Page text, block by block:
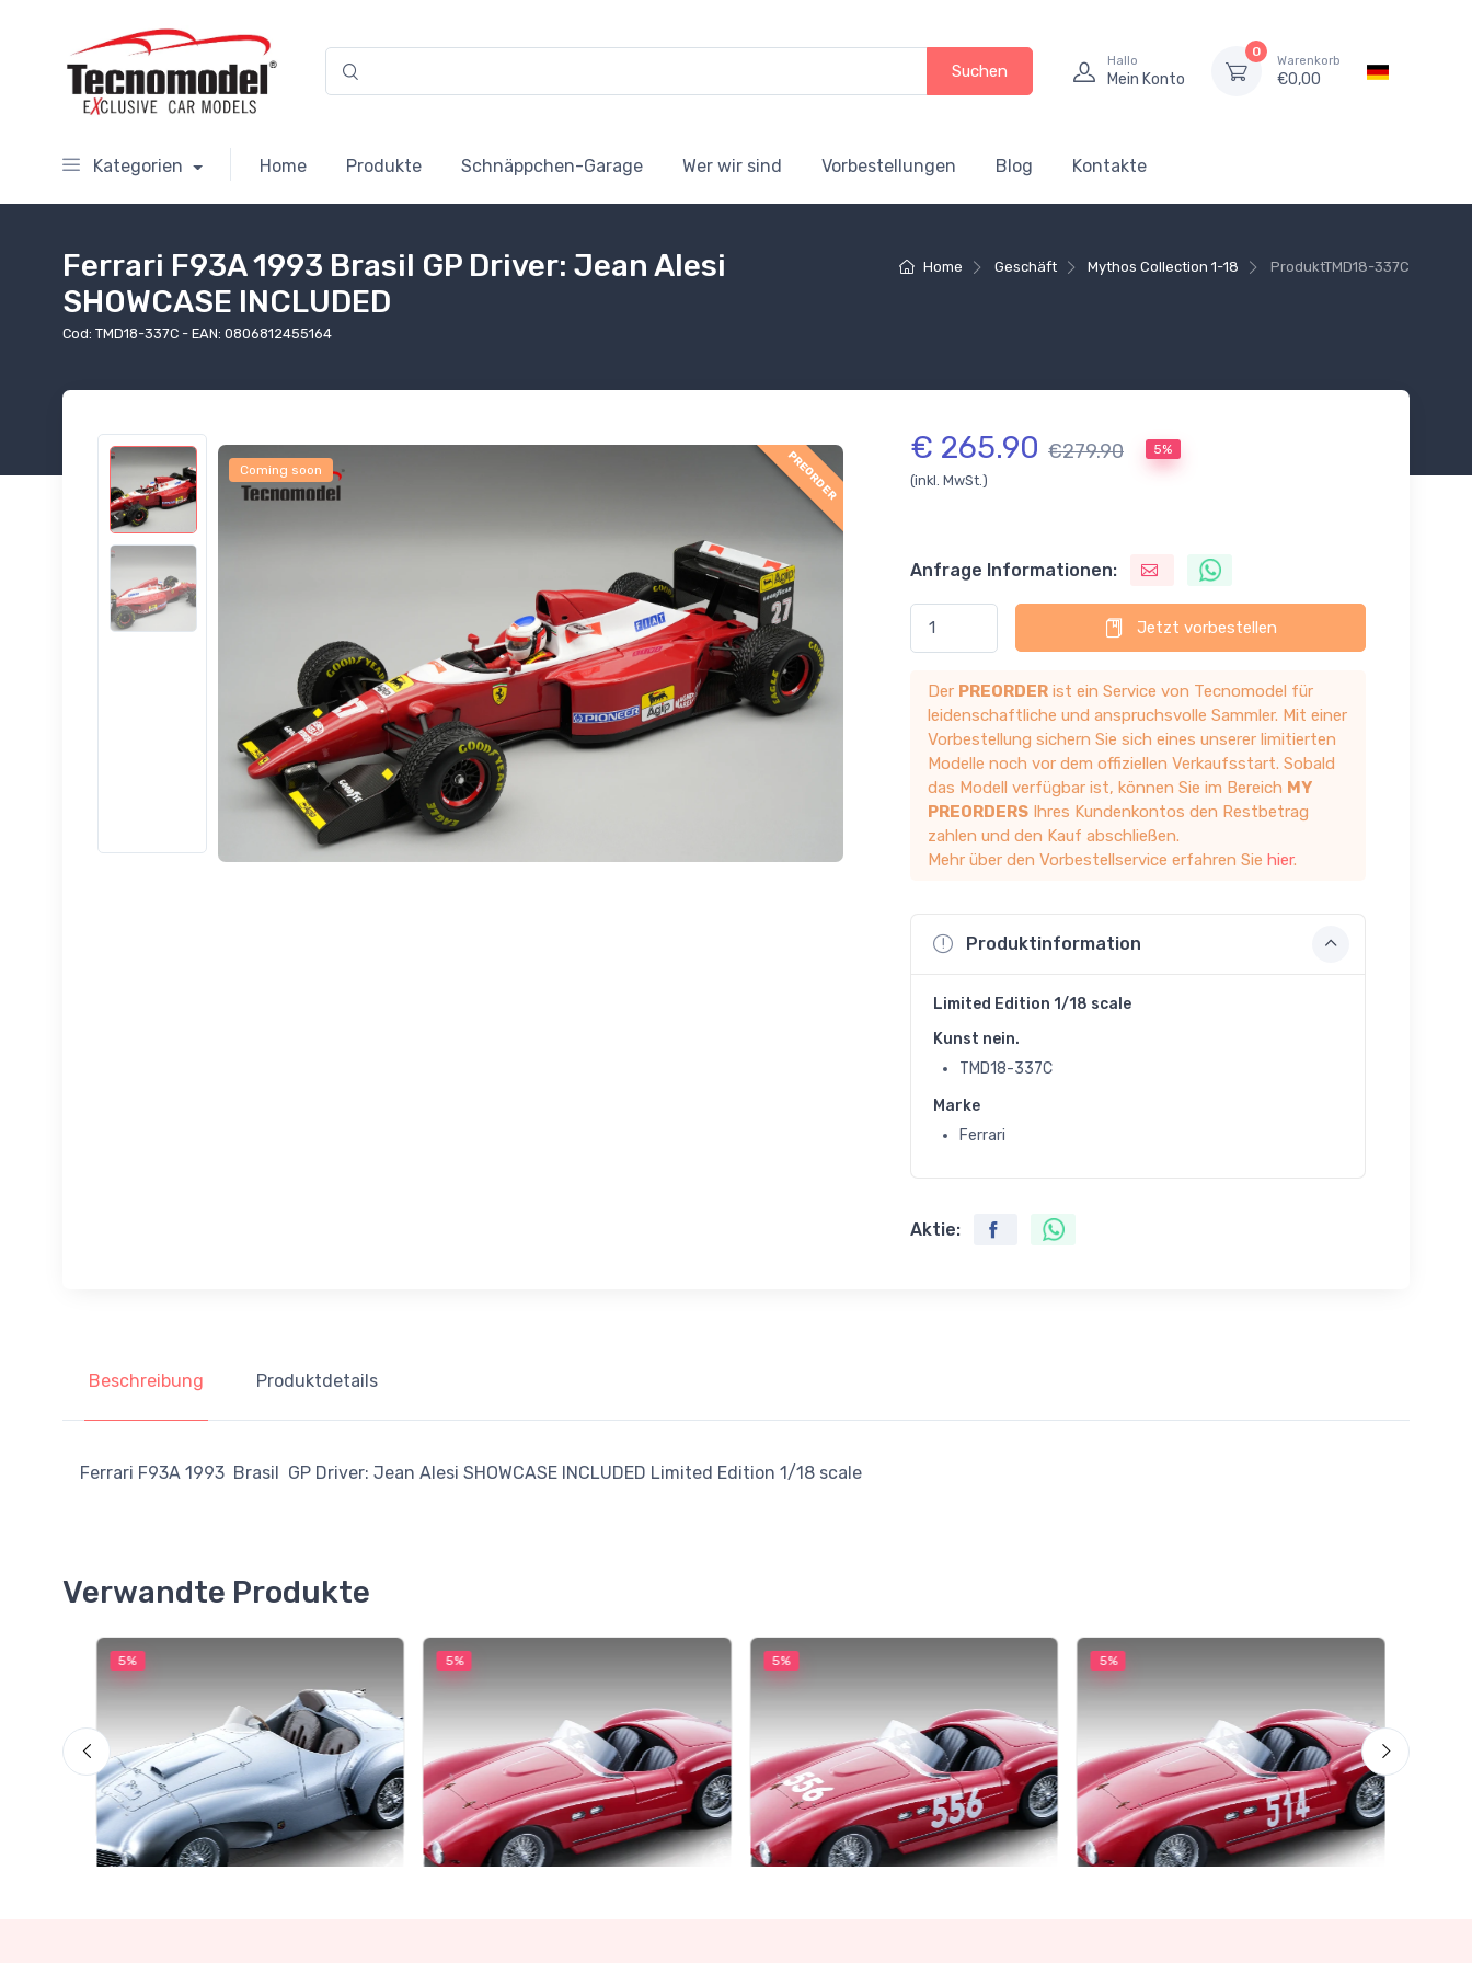
Suchen
Hallo
Mein Konto
0
Warenkorb
€0,00
Kategorien Home Produkte Schnäppchen-Garage Wer wir sind Vorbestellungen Blog Kontakte
Home Geschäft Mythos Collection 1-18 ProduktTMD18-337C
Ferrari F93A 1993 Brasil GP Driver: Jean Alesi
SHOWCASE INCLUDED
Cod: TMD18-337C - EAN: 0806812455164
Coming soon PREORDER
€ 265.90 €279.90 5%
(inkl. MwSt.)
Anfrage Informationen:
Jetzt vorbestellen
Der PREORDERist ein Service von Tecnomodel für
leidenschaftliche und anspruchsvolle Sammler. Mit einer
Vorbestellung sichern Sie sich eines unserer limitierten
Modelle noch vor dem offiziellen Verkaufsstart. Sobald
das Modell verfügbar ist, können Sie im Bereich MY
PREORDERSIhres Kundenkontos den Restbetrag
zahlen und den Kauf abschließen.
Mehr über den Vorbestellservice erfahren Sie hier.
Produktinformation
Limited Edition 1/18 scale
Kunst nein.
TMD18-337C
Marke
Ferrari
Aktie:
Beschreibung Produktdetails
Ferrari F93A 1993 Brasil GP Driver: Jean Alesi SHOWCASE INCLUDED Limited Edition 1/18 scale
Verwandte Produkte
5% 5% 5% 5%